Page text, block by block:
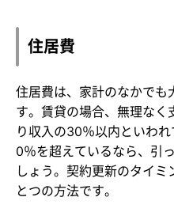
住居費
住居費は、家計のなかでも
す。賃貸の場合、無理なく
り収入の30％以内といわ
0％を超えているなら、引
しょう。契約更新のタイ
とつの方法です。